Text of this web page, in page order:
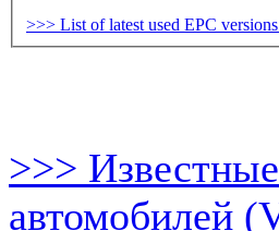
>>> List of latest used EPC
>>>
автомобилей